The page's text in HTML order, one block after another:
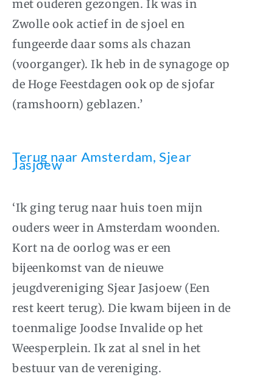
met ouderen gezongen. Ik was in
Zwolle ook actief in de sjoel en
fungeerde daar soms als chazan
(voorganger). Ik heb in de synagoge op
de Hoge Feestdagen ook op desjofar
(ramshoorn) geblazen.’
Terug naar Amsterdam, Sjear
Jasjoew
‘Ik ging terug naar huis toen mijn
ouders weer in Amsterdam woonden.
Kort na de oorlog was er een
bijeenkomst van de nieuwe
jeugdvereniging Sjear Jasjoew (Een
rest keert terug). Die kwam bijeen in de
toenmalige Joodse Invalide op het
Weesperplein. Ik zat al snel in het
bestuur van de vereniging.